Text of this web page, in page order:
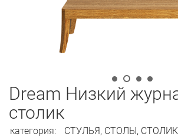
Dream Низкий
столик
категория: СТУЛЬЯ, СТОЛЫ,